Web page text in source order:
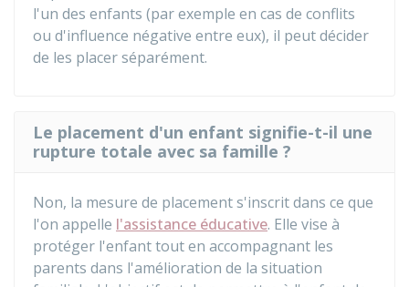
l'un des enfants (par exemple en cas de conflits
ou d'influence négative entre eux), il peut décider
de les placer séparément.
Le placement d'un enfant signifie-t-il une
rupture totale avec sa famille ?
Non, la mesure de placement s'inscrit dans ce que
l'on appelle l'assistance éducative. Elle vise à
protéger l'enfant tout en accompagnant les
parents dans l'amélioration de la situation